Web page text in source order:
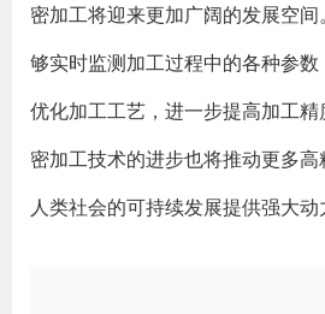
密加工将迎来更加广阔的发展空
够实时监测加工过程中的各种参
优化加工工艺，进一步提高加工
密加工技术的进步也将推动更多
人类社会的可持续发展提供强大动